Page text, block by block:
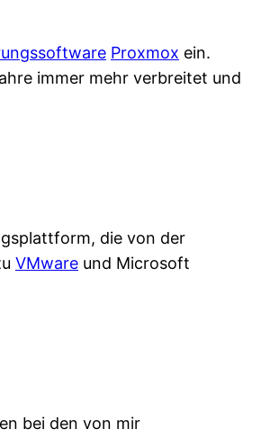
Proxmox ein.
immer mehr verbreitet und
die von der
VMware und Microsoft
bei den von mir